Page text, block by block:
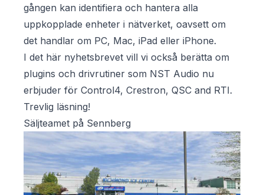
gången kan identifiera och hantera alla
uppkopplade enheter i nätverket, oavsett om
det handlar om PC, Mac, iPad eller iPhone.
I det här nyhetsbrevet vill vi också berätta om
plugins och drivrutiner som NST Audio nu
erbjuder för Control4, Crestron, QSC and RTI.
Trevlig läsning!
Säljteamet på Sennberg